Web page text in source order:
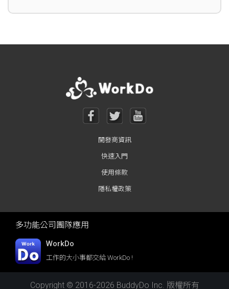
開發商資訊
快速入門
使用條款
隱私權政策
多功能公司團隊應用
WorkDo
工作的大小事都交給 WorkDo !
Copyright © 2016-2026 BuddyDo Inc. 版權所有